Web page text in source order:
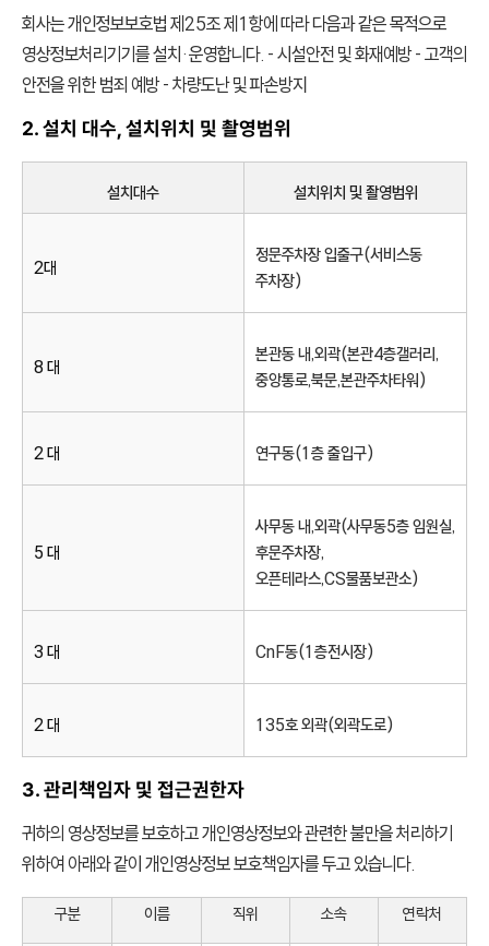
Careers
출력기기
정부 조달 품목
문의하기
서비스 신청
서비스 센터
지금, 신도리코의 복합기가 필요하다면 문의하세요
다운로드 렌탈 및 구매
회사는 개인정보보호법 제25조 제1항에 따라 다음과 같은 목적으로
영상정보처리기기를 설치·운영합니다. - 시설안전 및 화재예방 - 고객의
안전을 위한 범죄 예방 - 차량도난 및 파손방지
2. 설치 대수, 설치위치 및 촬영범위
설치대수 설치위치 및 촬영범위
2대
정문주차장 입출구(서비스동
주차장)
8 대
본관동 내,외곽(본관4층갤러리,
중앙통로,북문,본관주차타워)
2 대 연구동(1층 출입구)
5 대
사무동 내,외곽(사무동5층 임원실,
후문주차장,
오픈테라스,CS물품보관소)
3 대 CnF동(1층전시장)
2 대 135호 외곽(외곽도로)
3. 관리책임자 및 접근권한자
귀하의 영상정보를 보호하고 개인영상정보와 관련한 불만을 처리하기
위하여 아래와 같이 개인영상정보 보호책임자를 두고 있습니다.
구분 이름 직위 소속 연락처